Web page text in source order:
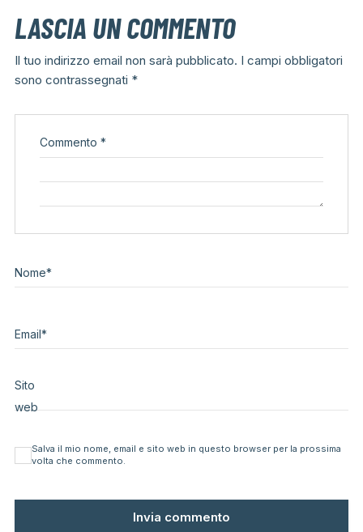
LASCIA UN COMMENTO
Il tuo indirizzo email non sarà pubblicato. I campi obbligatori
sono contrassegnati *
Commento *
Nome*
Email*
Sito
web
Salva il mio nome, email e sito web in questo browser per la prossima
volta che commento.